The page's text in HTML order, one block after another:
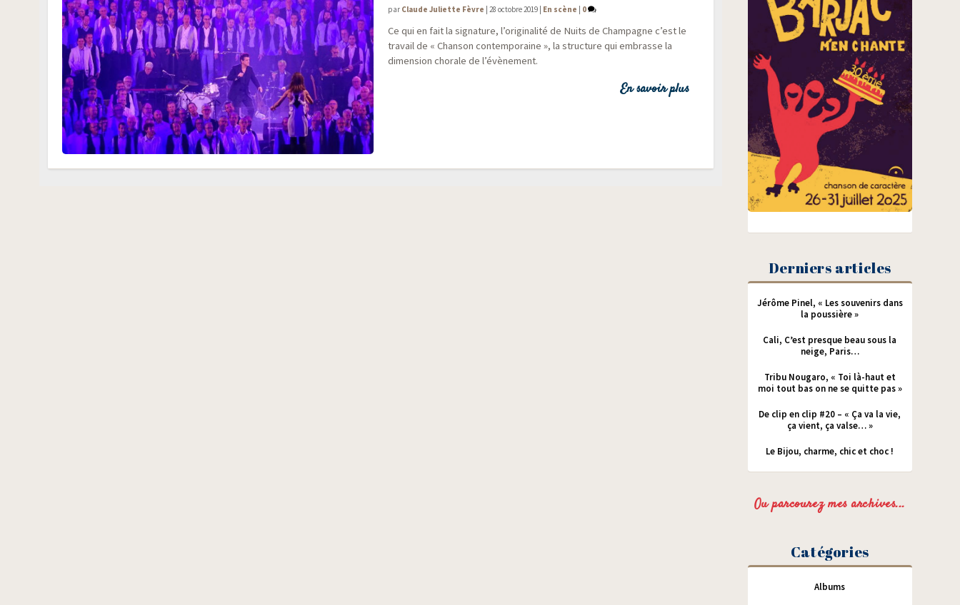
par Claude Juliette Fèvre |28 octobre 2019 En scène 0
Ce qui en fait la signa­ture, l’originalité de Nuits de Cham­pagne c’est le
tra­vail de « Chan­son contem­po­raine », la struc­ture qui embrasse la
dimen­sion cho­rale de l’évènement.
En savoir plus
Derniers articles
Jérôme Pinel, « Les souvenirs dans
la poussière »
Cali, C’est presque beau sous la
neige, Paris…
Tribu Nougaro, « Toi là-haut et
moi tout bas on ne se quitte pas »
De clip en clip #20 – « Ça va la vie,
ça vient, ça valse… »
Le Bijou, charme, chic et choc !
Ou parcourez mes archives...
Catégories
Albums